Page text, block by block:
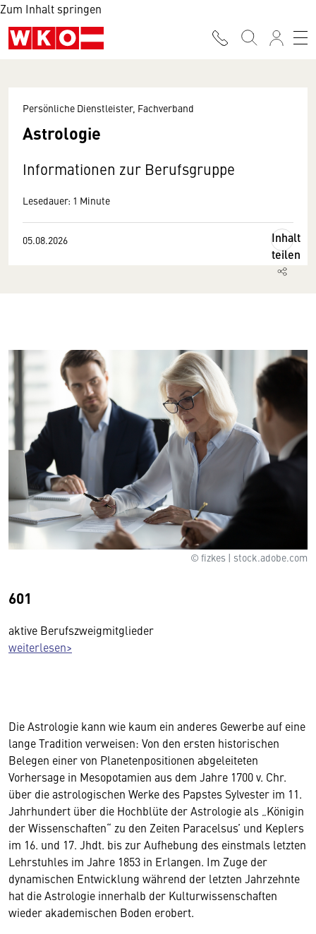
Zum Inhalt springen
Persönliche Dienstleister, Fachverband
Astrologie
Informationen zur Berufsgruppe
Lesedauer: 1 Minute
05.08.2026
Inhalt
teilen
© fizkes | stock.adobe.com
601
aktive Berufszweigmitglieder
weiterlesen>
Die Astrologie kann wie kaum ein anderes Gewerbe auf eine
lange Tradition verweisen: Von den ersten historischen
Belegen einer von Planetenpositionen abgeleiteten
Vorhersage in Mesopotamien aus dem Jahre 1700 v. Chr.
über die astrologischen Werke des Papstes Sylvester im 11.
Jahrhundert über die Hochblüte der Astrologie als „Königin
der Wissenschaften“ zu den Zeiten Paracelsus’ und Keplers
im 16. und 17. Jhdt. bis zur Aufhebung des einstmals letzten
Lehrstuhles im Jahre 1853 in Erlangen. Im Zuge der
dynamischen Entwicklung während der letzten Jahrzehnte
hat die Astrologie innerhalb der Kulturwissenschaften
wieder akademischen Boden erobert.